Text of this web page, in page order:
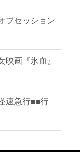
ブセッション
画『氷血』
速急行■■行